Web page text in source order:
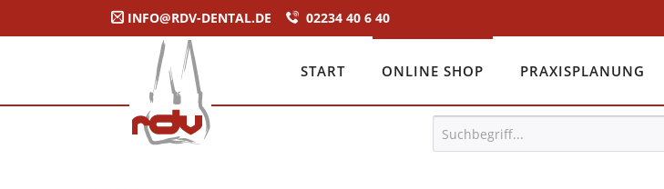
INFO@RDV-DENTAL.DE 02234 40 6 40
START ONLINE SHOP PRAXISPLANUNG